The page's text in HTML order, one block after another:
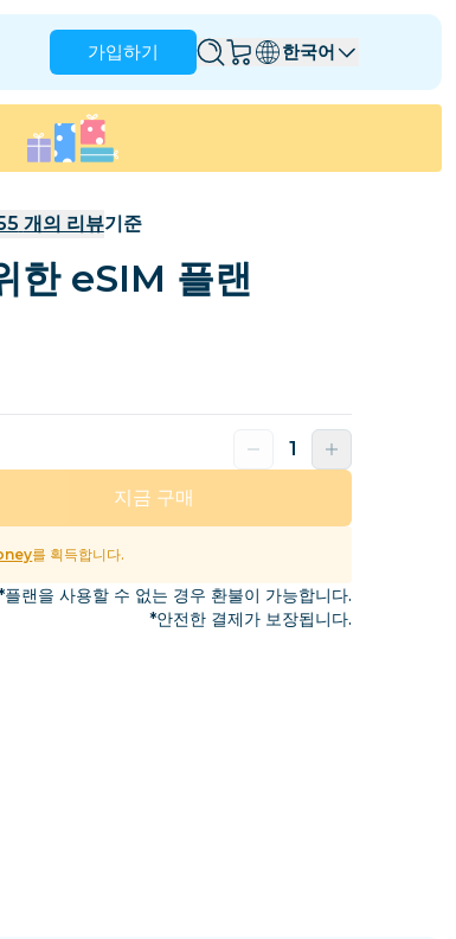
가입하기 한국어
앵귈라
라질 브루나이
키프로스
도미니카 공화국
개의 리뷰기준
한 eSIM 플랜
지금 구매
를 획득합니다.
플랜을 사용할 수 없는 경우 환불이 가능합니다.
*안전한 결제가 보장됩니다.